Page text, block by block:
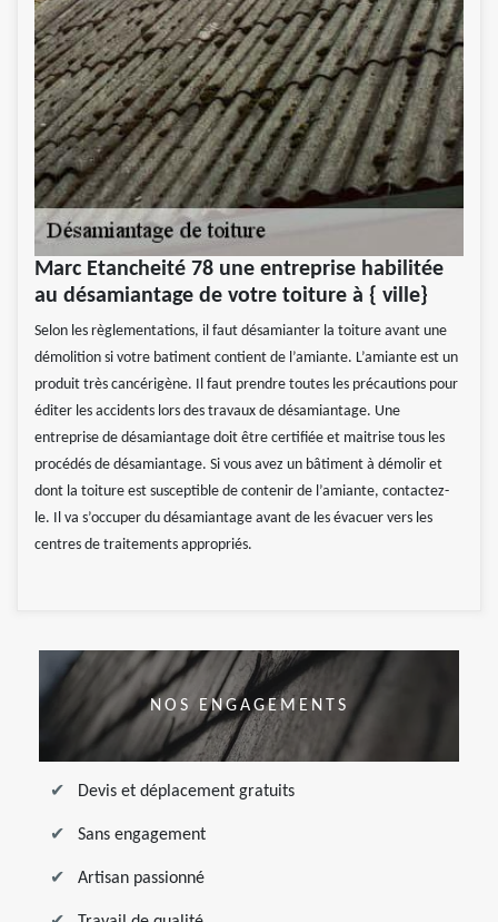
Marc Etancheité 78 une entreprise habilitée
au désamiantage de votre toiture à { ville}
Selon les règlementations, il faut désamianter la toiture avant une
démolition si votre batiment contient de l’amiante. L’amiante est un
produit très cancérigène. Il faut prendre toutes les précautions pour
éditer les accidents lors des travaux de désamiantage. Une
entreprise de désamiantage doit être certifiée et maitrise tous les
procédés de désamiantage. Si vous avez un bâtiment à démolir et
dont la toiture est susceptible de contenir de l’amiante, contactez-
le. Il va s’occuper du désamiantage avant de les évacuer vers les
centres de traitements appropriés.
NOS ENGAGEMENTS
Devis et déplacement gratuits
Sans engagement
Artisan passionné